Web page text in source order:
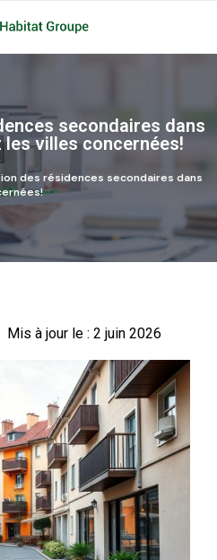
secondaires dans
villes concernées!
des résidences secondaires dans
Mis à jour le : 2 juin 2026